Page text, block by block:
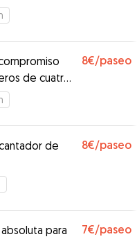
de cuatro
8€/paseo
de
8€/paseo
para
7€/paseo